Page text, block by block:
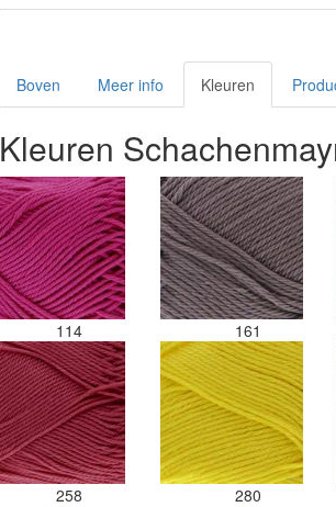
Boven Meer info Kleuren
Kleuren
114 161
258 280